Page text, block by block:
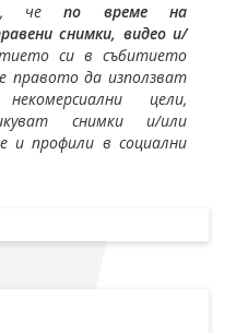
чепо време на
снимки, видео и/
си в събитието
правото да използват
цели,
снимки и/или
и профили в социални